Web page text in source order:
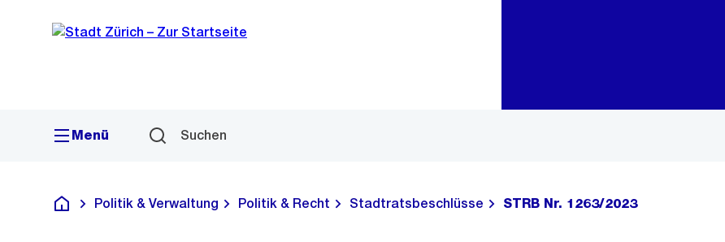
Navigation
Sprunglink
Menü Suchen
Deutsch
Politik & Verwaltung Politik & Recht Stadtratsbeschlüsse STRB Nr. 1263/2023